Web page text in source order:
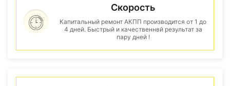
Скорость
Капитальный ремонт АКПП производится от 1 до
4 дней. Быстрый и качественнвй результат за
пару дней !